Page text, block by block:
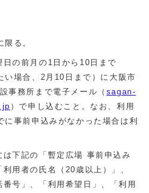
る。
の前月の1日から10日まで
い場合、2月10日まで）に大阪市
事務所まで電子メール（ sagan-
）で申し込むこと。なお、利用
に事前申込みがなかった場合は利
下記の「暫定広場 事前申込み
用者の氏名（20歳以上）」、
番号」、「利用希望日」、「利用